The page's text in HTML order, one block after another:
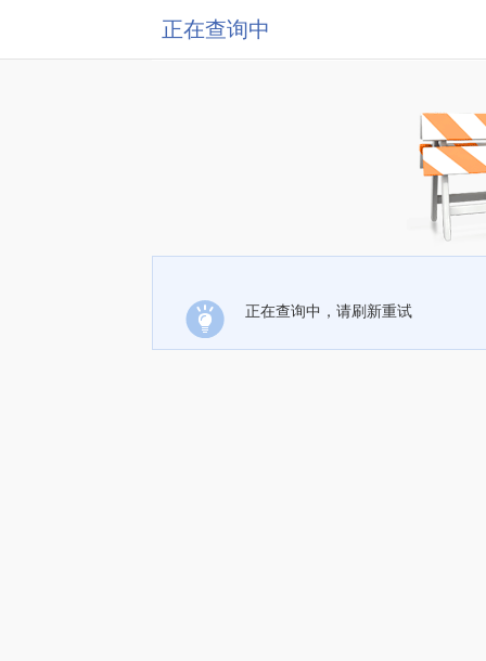
正在查询中
正在查询中，请刷新重试